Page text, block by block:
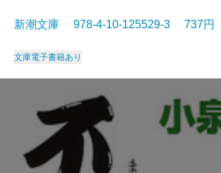
新潮文庫 978-4-10-125529-3 737円
文庫電子書籍あり